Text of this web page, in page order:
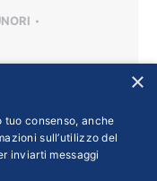
alle
previdenziali.
misure, da
previste
×
consenso, anche
sull’utilizzo del
inviarti messaggi